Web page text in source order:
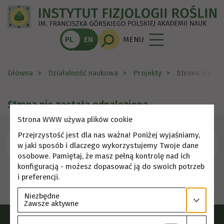
PL EN MENU
Główna Działalność naukowa Projekty Strona nie
Strona nie została odnaleziona
Skorzystaj z menu, aby wybrać inną stronę.
Strona WWW używa plików cookie
Przejrzystość jest dla nas ważna! Poniżej wyjaśniamy,
w jaki sposób i dlaczego wykorzystujemy Twoje dane
osobowe. Pamiętaj, że masz pełną kontrolę nad ich
konfiguracją - możesz dopasować ją do swoich potrzeb
i preferencji.
Niezbędne
Zawsze aktywne